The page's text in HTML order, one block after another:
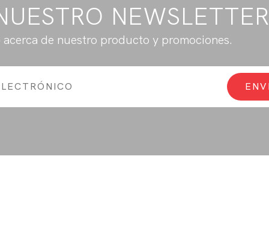
NEWSLETTER
de nuestro producto y promociones.